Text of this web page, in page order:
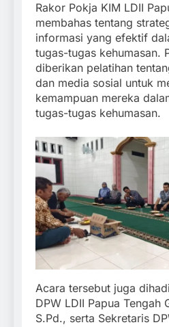
Rakor Pokja KIM LDII
membahas tentang
informasi yang efektif
tugas-tugas kehumasan.
diberikan pelatihan
dan media sosial untuk
kemampuan mereka
tugas-tugas kehumasan.
Acara tersebut juga
DPW LDII Papua Tengah
S.Pd., serta Sekretaris